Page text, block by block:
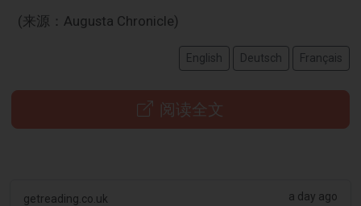
(来源：Augusta Chronicle)
English Deutsch Français
阅读全文
getreading.co.uk a day ago